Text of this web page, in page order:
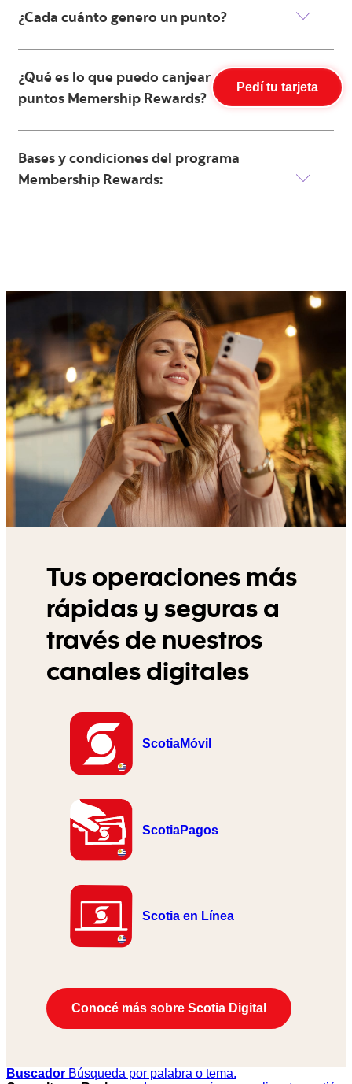
Pedí tu tarjeta
¿Cada cuánto genero un punto?
¿Qué es lo que puedo canjear con mis
puntos Memership Rewards?
Bases y condiciones del programa
Membership Rewards:
Tus operaciones más
rápidas y seguras a
través de nuestros
canales digitales
ScotiaMóvil
ScotiaPagos
Scotia en Línea
Conocé más sobre Scotia Digital
Buscador Búsqueda por palabra o tema.